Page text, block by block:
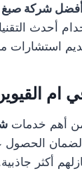
شركة صبغ
أحدث
استشارات
ام
من أهم خدمات
لضمان الحصول
أكثر